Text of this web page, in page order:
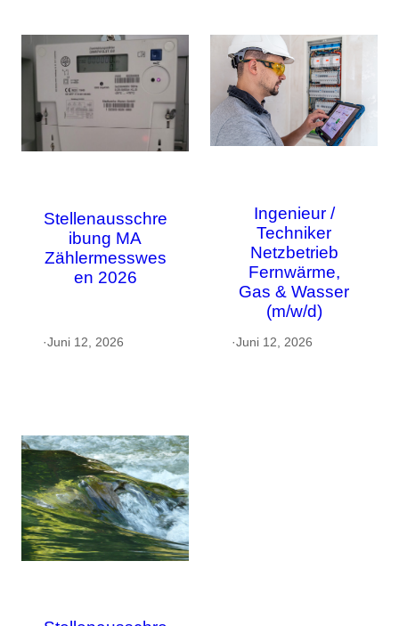
Stellenausschre
ibung MA
Zählermesswes
en 2026
·Juni 12, 2026
Ingenieur /
Techniker
Netzbetrieb
Fernwärme,
Gas & Wasser
(m/w/d)
·Juni 12, 2026